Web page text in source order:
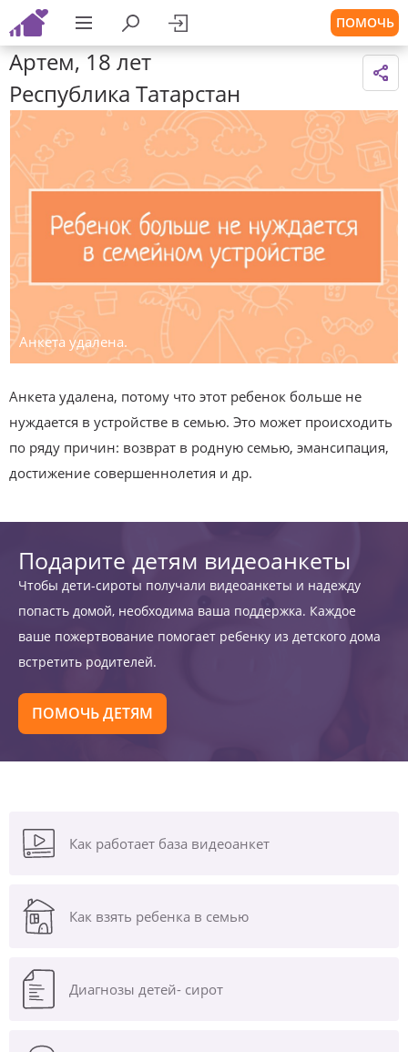
ПОМОЧЬ
Артем, 18 лет
Республика Татарстан
Анкета удалена.
Анкета удалена, потому что этот ребенок больше не
нуждается в устройстве в семью. Это может происходить
по ряду причин: возврат в родную семью, эмансипация,
достижение совершеннолетия и др.
Подарите детям видеоанкеты
Чтобы дети-сироты получали видеоанкеты и надежду
попасть домой, необходима ваша поддержка. Каждое
ваше пожертвование помогает ребенку из детского дома
встретить родителей.
ПОМОЧЬ ДЕТЯМ
Как работает база видеоанкет
Как взять ребенка в семью
Диагнозы детей- сирот